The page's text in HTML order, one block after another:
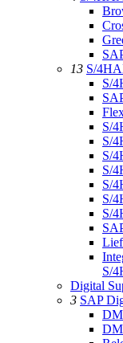
13 S/
S/
S/
S/
S/
S/
S/
S/
S/
S/
Digital
3 SAP
DM
DM